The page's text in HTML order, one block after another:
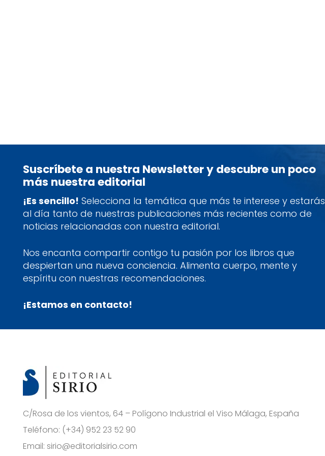
Suscríbete a nuestra Newsletter y descubre un poco
más nuestra editorial
¡Es sencillo! Selecciona la temática que más te interese y estarás
al día tanto de nuestras publicaciones más recientes como de
noticias relacionadas con nuestra editorial.
Nos encanta compartir contigo tu pasión por los libros que
despiertan una nueva conciencia. Alimenta cuerpo, mente y
espíritu con nuestras recomendaciones.
¡Estamos en contacto!
C/Rosa de los vientos, 64 – Polígono Industrial el Viso Málaga, España
Teléfono: (+34) 952 23 52 90
Email: sirio@editorialsirio.com